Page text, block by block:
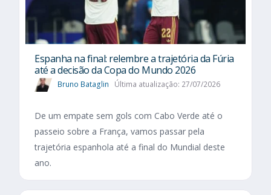
Espanha na final: relembre a trajetória da Fúria
até a decisão da Copa do Mundo 2026
Bruno Bataglin Última atualização: 27/07/2026
De um empate sem gols com Cabo Verde até o
passeio sobre a França, vamos passar pela
trajetória espanhola até a final do Mundial deste
ano.